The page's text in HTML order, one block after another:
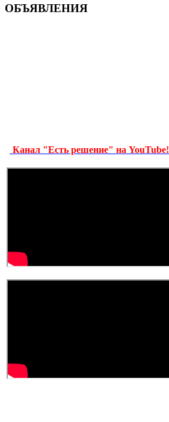
ОБЪЯВЛЕНИЯ
Канал "Есть решение" на YouTube!